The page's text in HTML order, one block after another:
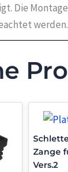
Die
werden.
Zange
Vers.2